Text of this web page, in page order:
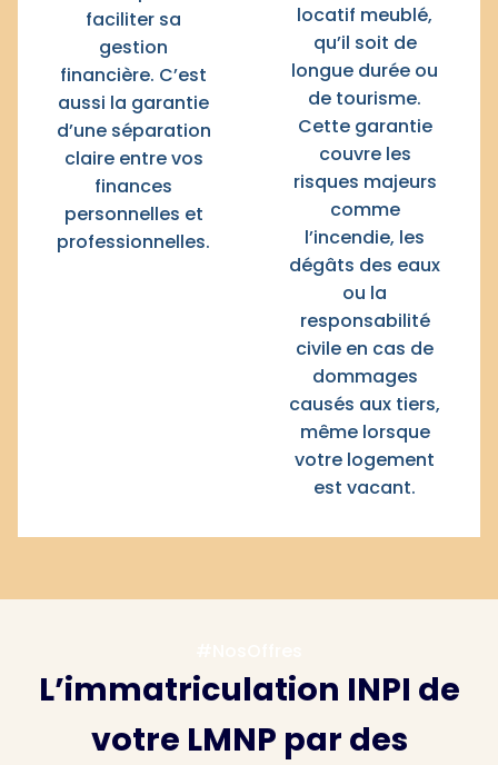
faciliter sa
gestion
financière. C’est
aussi la garantie
d’une séparation
claire entre vos
finances
personnelles et
professionnelles.​
locatif meublé,
qu’il soit de
longue durée ou
de tourisme.
Cette garantie
couvre les
risques majeurs
comme
l’incendie, les
dégâts des eaux
ou la
responsabilité
civile en cas de
dommages
causés aux tiers,
même lorsque
votre logement
est vacant.
L’immatriculation INPI de
votre LMNP par des